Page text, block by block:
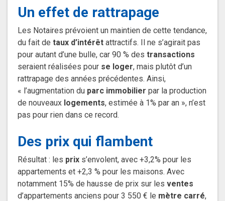
Un effet de rattrapage
Les Notaires prévoient un maintien de cette tendance,
du fait de taux d’intérêt attractifs. Il ne s’agirait pas
pour autant d’une bulle, car 90 % des transactions
seraient réalisées pour se loger, mais plutôt d’un
rattrapage des années précédentes. Ainsi,
« l’augmentation du parc immobilier par la production
de nouveaux logements, estimée à 1% par an », n’est
pas pour rien dans ce record.
Des prix qui flambent
Résultat : les prix s’envolent, avec +3,2% pour les
appartements et +2,3 % pour les maisons. Avec
notamment 15% de hausse de prix sur les ventes
d’appartements anciens pour 3 550 € le mètre carré,